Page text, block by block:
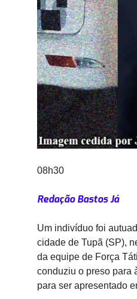
08h30
Redação Bastos Já
Um indivíduo foi
cidade de Tupã (SP),
da equipe de Força
conduziu o preso para
para ser apresentado